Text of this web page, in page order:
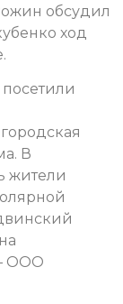
обсудил
ход
В
жители
ООО